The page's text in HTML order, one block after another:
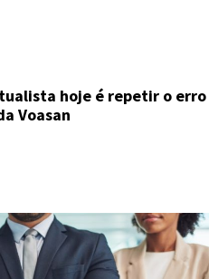
hoje é repetir o erro
Voasan